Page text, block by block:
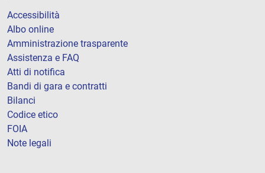
Accessibilità
Albo online
Amministrazione trasparente
Assistenza e FAQ
Atti di notifica
Bandi di gara e contratti
Bilanci
Codice etico
FOIA
Note legali